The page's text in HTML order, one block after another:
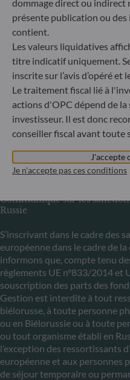
Düsseldorf
ODDO BHF Asset
6, rue Gabriel Lippmann
L-5365 Munsbach
Luxembourg
+352 45 76 76 245
Enregistré au registre du
Luxembourg sous le numéro B
par la commission de
(CSSF)
Communiqué sur les
Russie
S’inscrivant dans le cadre des
européenne dans le cadre de
informons que, compte tenu
règlements UE n°833/2014 et
souscription des parts des
Gestion est interdite à tout
biélorusse, à toute personne
ou en Biélorussie ou à toute
ou tout organisme établi en
l’exception des ressortissants
européenne et aux personnes
de séjour temporaire ou
dommage direct ou indirect
présente publication ou des
contient.
Les valeurs liquidatives
titre indicatif uniquement.
inscrite sur l’avis d’opéré
Le traitement fiscal lié à
actions d'OPC dépend de
investisseur. Il est donc
conseiller fiscal avant toute
J'accepte
Je n'accepte pas ces conditions